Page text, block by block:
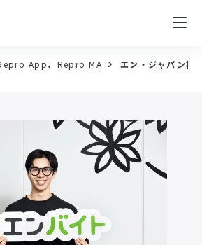
App、 Repro MA エン・ジャパン株